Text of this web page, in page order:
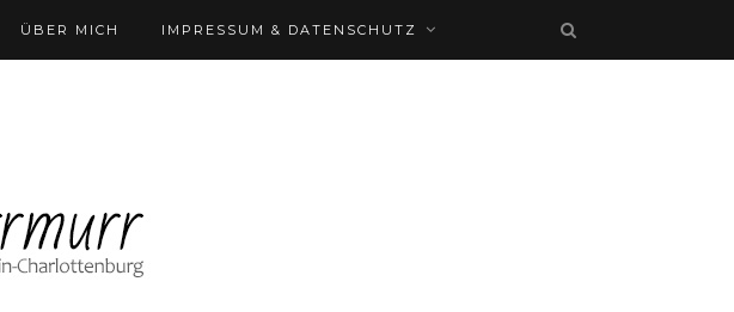
ÜBER MICH IMPRESSUM & DATENSCHUTZ